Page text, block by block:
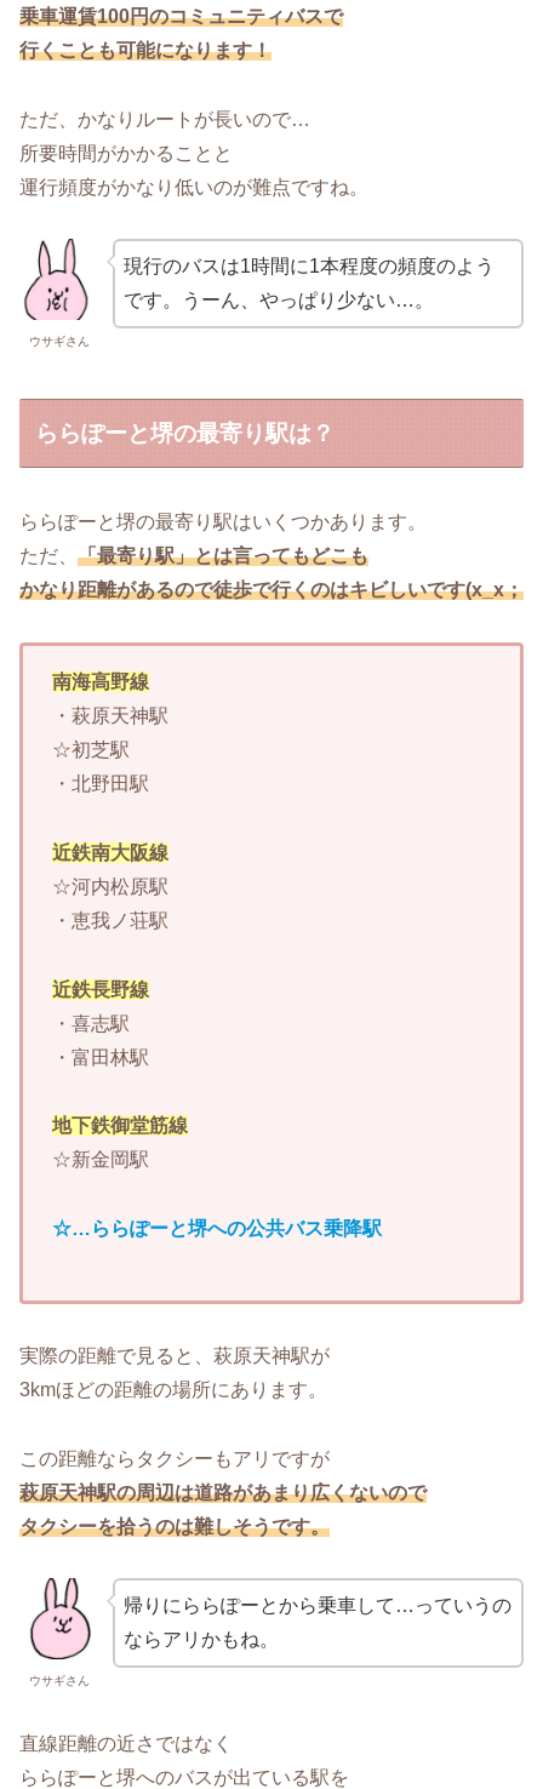
乗車運賃100円のコミュニティバスで
行くことも可能になります！
ただ、かなりルートが長いので…
所要時間がかかることと
運行頻度がかなり低いのが難点ですね。
ウサギさん
現行のバスは1時間に1本程度の頻度のよう
です。うーん、やっぱり少ない…。
ららぽーと堺の最寄り駅は？
ららぽーと堺の最寄り駅はいくつかあります。
ただ、 「最寄り駅」とは言ってもどこも
かなり距離があるので徒歩で行くのはキビしいです(x_x；
南海高野線
・萩原天神駅
☆初芝駅
・北野田駅
近鉄南大阪線
☆河内松原駅
・恵我ノ荘駅
近鉄長野線
・喜志駅
・富田林駅
地下鉄御堂筋線
☆新金岡駅
☆…ららぽーと堺への公共バス乗降駅
実際の距離で見ると、萩原天神駅が
3kmほどの距離の場所にあります。
この距離ならタクシーもアリですが
萩原天神駅の周辺は道路があまり広くないので
タクシーを拾うのは難しそうです。
ウサギさん
帰りにららぽーとから乗車して…っていうの
ならアリかもね。
直線距離の近さではなく
ららぽーと堺へのバスが出ている駅を